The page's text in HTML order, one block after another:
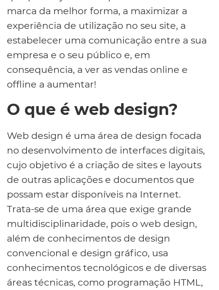
marca da melhor forma, a maximizar a
experiência de utilização no seu site, a
estabelecer uma comunicação entre a sua
empresa e o seu público e, em
consequência, a ver as vendas online e
offline a aumentar!
O que é web design?
Web design é uma área de design focada
no desenvolvimento de interfaces digitais,
cujo objetivo é a criação de sites e layouts
de outras aplicações e documentos que
possam estar disponíveis na Internet.
Trata-se de uma área que exige grande
multidisciplinaridade, pois o web design,
além de conhecimentos de design
convencional e design gráfico, usa
conhecimentos tecnológicos e de diversas
áreas técnicas, como programação HTML,